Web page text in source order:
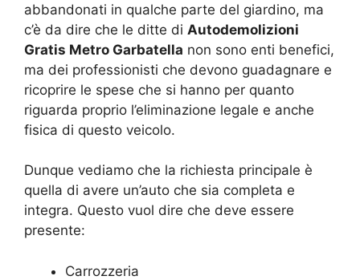
abbandonati in qualche parte del giardino, ma
c’è da dire che le ditte di Autodemolizioni
Gratis Metro Garbatella non sono enti benefici,
ma dei professionisti che devono guadagnare e
ricoprire le spese che si hanno per quanto
riguarda proprio l’eliminazione legale e anche
fisica di questo veicolo.
Dunque vediamo che la richiesta principale è
quella di avere un’auto che sia completa e
integra. Questo vuol dire che deve essere
presente:
Carrozzeria